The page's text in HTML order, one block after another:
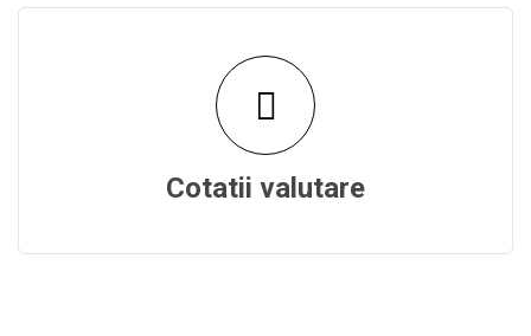
Cotatii valutare